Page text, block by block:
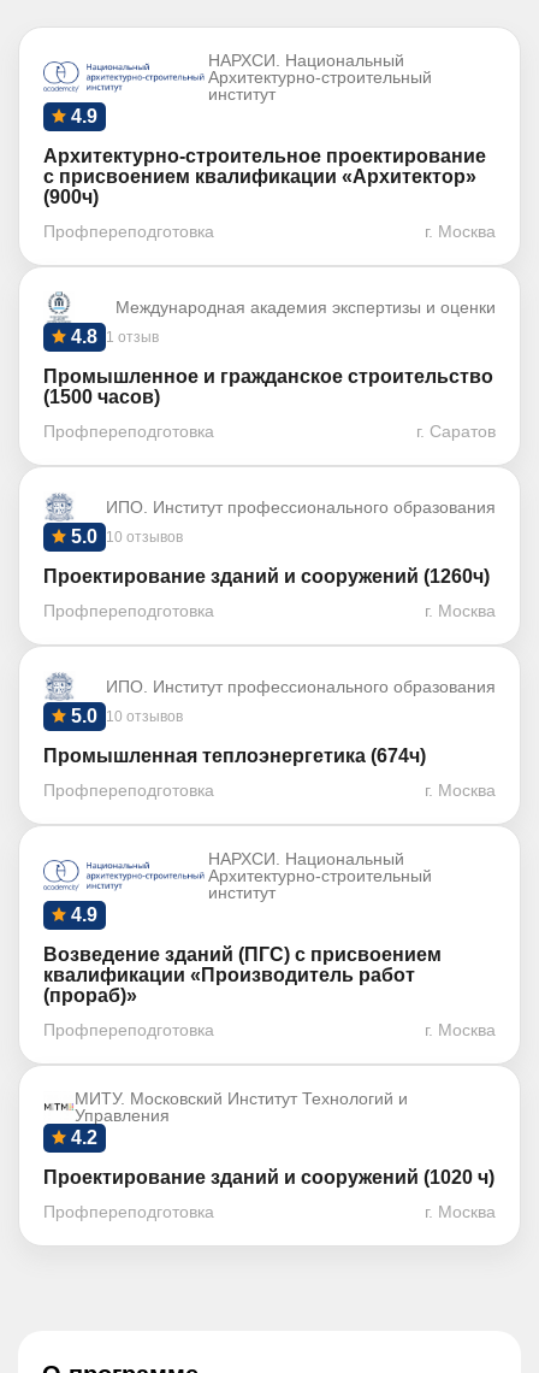
НАРХСИ. Национальный
Архитектурно-строительный
институт
4.9
Архитектурно-строительное проектирование
с присвоением квалификации «Архитектор»
(900ч)
Профпереподготовка г. Москва
Международная академия экспертизы и оценки
1 отзыв
4.8
Промышленное и гражданское строительство
(1500 часов)
Профпереподготовка г. Саратов
ИПО. Институт профессионального образования
10 отзывов
5.0
Проектирование зданий и сооружений (1260ч)
Профпереподготовка г. Москва
ИПО. Институт профессионального образования
10 отзывов
5.0
Промышленная теплоэнергетика (674ч)
Профпереподготовка г. Москва
НАРХСИ. Национальный
Архитектурно-строительный
институт
4.9
Возведение зданий (ПГС) с присвоением
квалификации «Производитель работ
(прораб)»
Профпереподготовка г. Москва
МИТУ. Московский Институт Технологий и
Управления
4.2
Проектирование зданий и сооружений (1020 ч)
Профпереподготовка г. Москва